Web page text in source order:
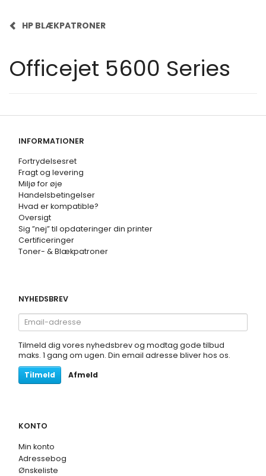
HP BLÆKPATRONER
Officejet 5600 Series
INFORMATIONER
Fortrydelsesret
Fragt og levering
Miljø for øje
Handelsbetingelser
Hvad er kompatible?
Oversigt
Sig ”nej” til opdateringer din printer
Certificeringer
Toner- & Blækpatroner
NYHEDSBREV
Email-
adresse
Tilmeld dig vores nyhedsbrev og modtag gode tilbud
maks. 1 gang om ugen. Din email adresse bliver hos os.
Tilmeld
Afmeld
KONTO
Min konto
Adressebog
Ønskeliste